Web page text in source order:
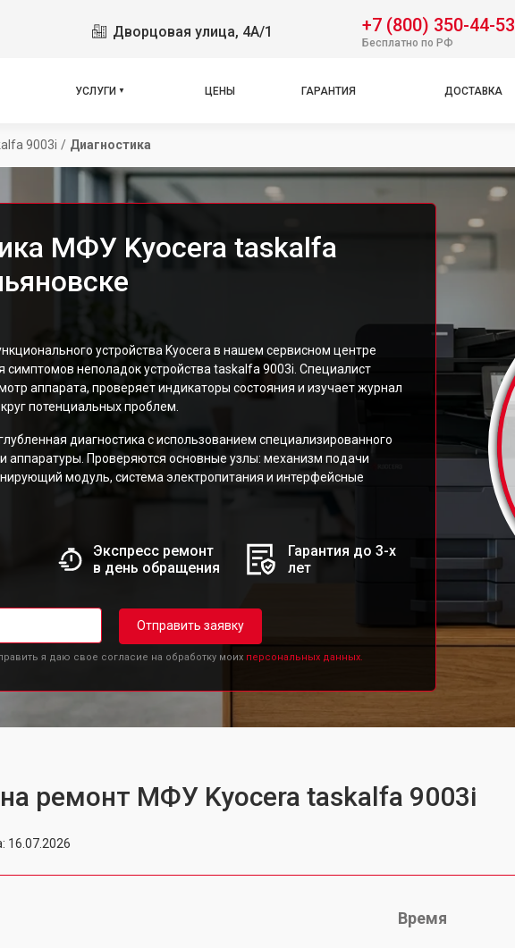
Дворцовая улица, 4А/1 +7 (800) 350-44-53
Бесплатно по РФ
УСЛУГИ ЦЕНЫ ГАРАНТИЯ ДОСТАВКА
9003i / Диагностика
МФУ Kyocera taskalfa
устройства Kyocera в нашем сервисном центре
симптомов неполадок устройства taskalfa 9003i. Специалист
аппарата, проверяет индикаторы состояния и изучает журнал
потенциальных проблем.
диагностика с использованием специализированного
аппаратуры. Проверяются основные узлы: механизм подачи
модуль, система электропитания и интерфейсные
Экспресс ремонт
в день обращения
Гарантия до 3-х
лет
Отправить заявку
я даю свое согласие на обработку моих персональных данных.
ремонт МФУ Kyocera taskalfa 9003i
16.07.2026
Время